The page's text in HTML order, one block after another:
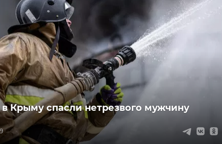
Крыму спасли нетрезвого мужчину